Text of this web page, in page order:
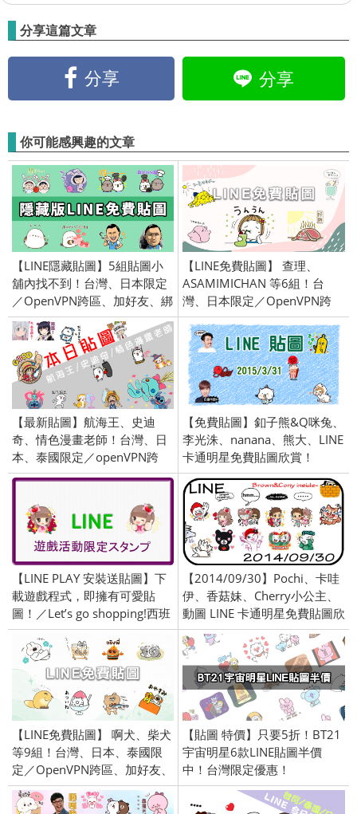
分享這篇文章
分享 分享
你可能感興趣的文章
【LINE隱藏貼圖】5組貼圖小
舖內找不到！台灣、日本限定
／OpenVPN跨區、加好友、綁
門號／2025/03/05
【LINE免費貼圖】 查理、
ASAMIMICHAN 等6組！台
灣、日本限定／OpenVPN跨
區、加好友、綁門號／
2023/7/25
【最新貼圖】航海王、史迪
奇、情色漫畫老師！台灣、日
本、泰國限定／openVPN跨
區、加好友、綁門號／
【免費貼圖】釦子熊&Q咪兔、
李光洙、nanana、熊大、LINE
卡通明星免費貼圖欣賞！
openVPN 跨區／2015/3/31
【LINE PLAY 安裝送貼圖】下
載遊戲程式，即擁有可愛貼
圖！／Let’s go shopping!西班
牙限定(需配合跨國VPN)
【2014/09/30】Pochi、卡哇
伊、香菇妹、Cherry小公主、
動圖 LINE 卡通明星免費貼圖欣
賞！日本、台灣、泰國、印
尼、香港、俄羅斯全區限定
OpenVPN 加入好友/綁定門號
圖
【LINE免費貼圖】 啊犬、柴犬
等9組！台灣、日本、泰國限
定／OpenVPN跨區、加好友、
綁門號／2023/7/18
【貼圖 特價】只要5折！BT21
宇宙明星6款LINE貼圖半價
中！台灣限定優惠！
2020/04/10-04/13